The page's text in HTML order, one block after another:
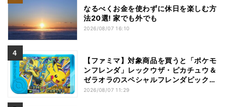
なるべくお金を使わずに休日を楽しむ方
法20選! 家でも外でも
2026/08/07 16:10
【ファミマ】対象商品を買うと「ポケモ
ンフレンダ」レックウザ・ピカチュウ＆
ゼラオラのスペシャルフレンダピックが
もらえるキャンペーン
2026/08/07 11:29